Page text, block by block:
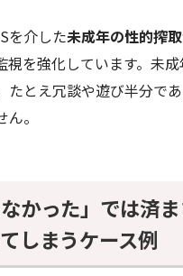
を介した未成年の性的搾取
視を強化しています。未
たとえ冗談や遊び半分で
。
なかった」では済
しまうケース例